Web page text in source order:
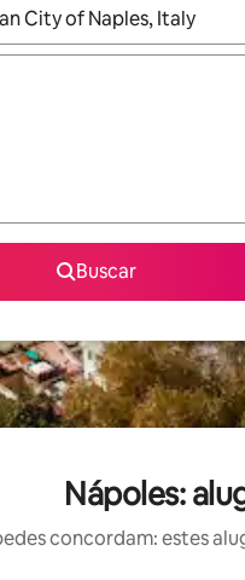
estiverem
Buscar
Nápoles:
concordam: estes